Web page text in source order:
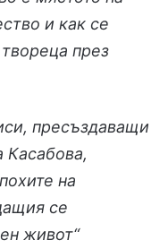
и как се
през
пресъздаващи
Касабова,
на
се
живот“